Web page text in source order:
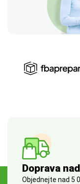
Doprava
Objednejte nad 5